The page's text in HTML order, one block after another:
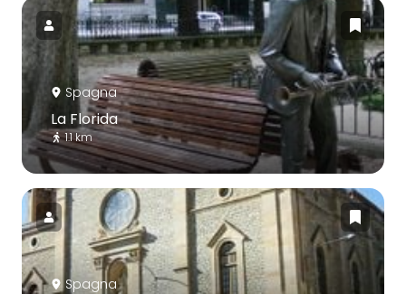
Spagna
La Florida
1.1 km
Spagna